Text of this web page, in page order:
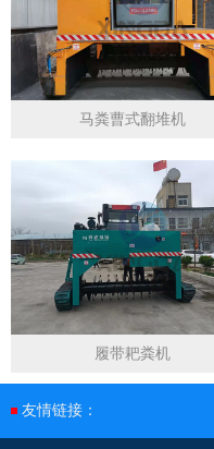
马粪曹式翻堆机
履带耙粪机
友情链接：